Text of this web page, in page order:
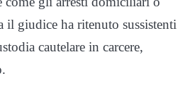
giudice ha ritenuto sussistenti
cautelare in carcere,